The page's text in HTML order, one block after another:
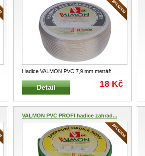
Hadice VALMON PVC 7,9 mm metráž
2002 Hadice jednovrstvá z PVC pr ...
Detail 18 Kč
VALMON PVC PROFI hadice zahrad...